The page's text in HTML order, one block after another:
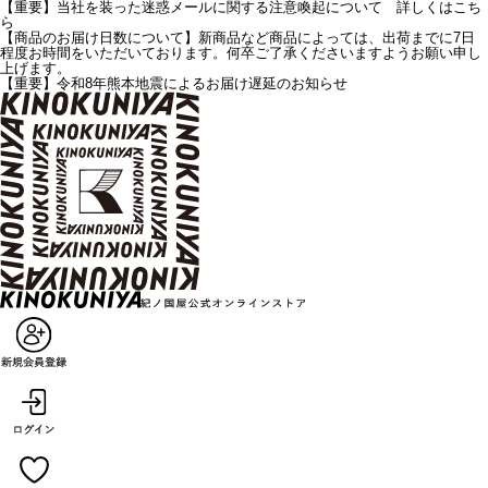
【重要】当社を装った迷惑メールに関する注意喚起について 詳しくはこち
ら
【商品のお届け日数について】新商品など商品によっては、出荷までに7日
程度お時間をいただいております。何卒ご了承くださいますようお願い申し
上げます。
【重要】令和8年熊本地震によるお届け遅延のお知らせ